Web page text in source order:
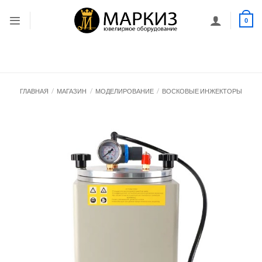
0
ГЛАВНАЯ / МАГАЗИН / МОДЕЛИРОВАНИЕ / ВОСКОВЫЕ ИНЖЕКТОРЫ